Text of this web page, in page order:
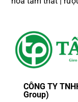
CÔNG TY
Group)